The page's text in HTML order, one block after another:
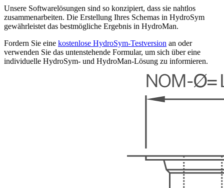
Unsere Softwarelösungen sind so konzipiert, dass sie nahtlos
zusammenarbeiten. Die Erstellung Ihres Schemas in HydroSym
gewährleistet das bestmögliche Ergebnis in HydroMan.
Fordern Sie eine kostenlose HydroSym-Testversion an oder
verwenden Sie das untenstehende Formular, um sich über eine
individuelle HydroSym- und HydroMan-Lösung zu informieren.